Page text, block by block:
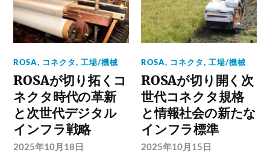
ROSA, コネクタ,工場/機械
ROSAが切り拓くコ
ネクタ時代の革新
と次世代デジタル
インフラ戦略
2025年10月18日
ROSA, コネクタ,工場/機械
ROSAが切り開く次
世代コネクタ規格
と情報社会の新たな
インフラ標準
2025年10月15日